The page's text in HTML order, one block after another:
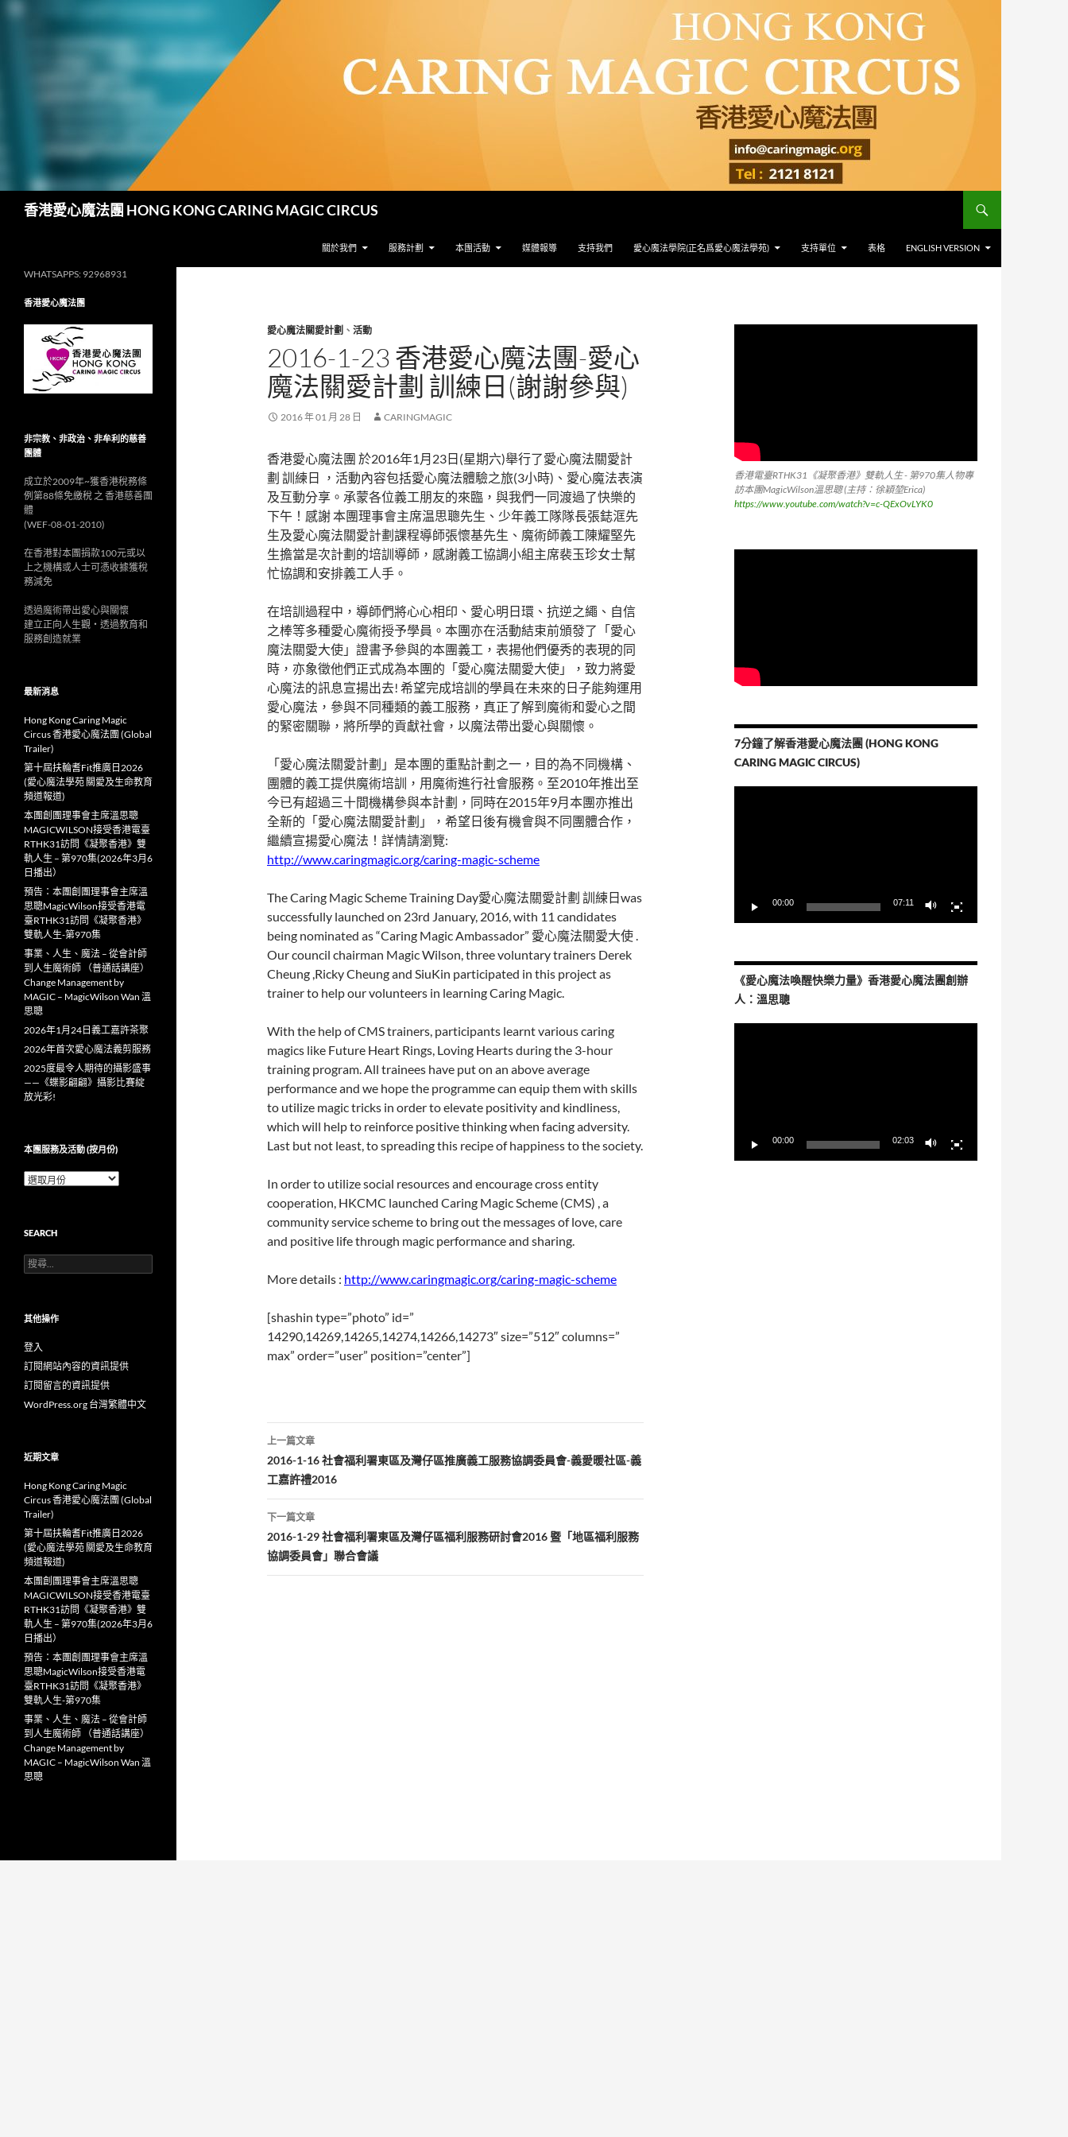
香港愛心魔法團 HONG KONG CARING MAGIC CIRCUS
關於我們 服務計劃 本團活動 媒體報導 支持我們 愛心魔法學院(正名爲愛心魔法學苑) 支持單位 表格 ENGLISH VERSION
愛心魔法關愛計劃 、 活動
2016-1-23 香港愛心魔法團-愛心
魔法關愛計劃 訓練日(謝謝參與)
2016 年 01 月 28 日 CARINGMAGIC
香港愛心魔法團 於2016年1月23日(星期六)舉行了愛心魔法關愛計
劃 訓練日 ，活動內容包括愛心魔法體驗之旅(3小時)、愛心魔法表演
及互動分享。承蒙各位義工朋友的來臨，與我們一同渡過了快樂的
下午！感謝 本團理事會主席温思聰先生、少年義工隊隊長張鋕洭先
生及愛心魔法關愛計劃課程導師張懷基先生、魔術師義工陳耀堅先
生擔當是次計劃的培訓導師，感謝義工協調小組主席裴玉珍女士幫
忙協調和安排義工人手。
在培訓過程中，導師們將心心相印、愛心明日環、抗逆之繩、自信
之棒等多種愛心魔術授予學員。本團亦在活動結束前頒發了「愛心
魔法關愛大使」證書予參與的本團義工，表揚他們優秀的表現的同
時，亦象徵他們正式成為本團的「愛心魔法關愛大使」，致力將愛
心魔法的訊息宣揚出去! 希望完成培訓的學員在未來的日子能夠運用
愛心魔法，參與不同種類的義工服務，真正了解到魔術和愛心之間
的緊密關聯，將所學的貢獻社會，以魔法帶出愛心與關懷。
「愛心魔法關愛計劃」是本團的重點計劃之一，目的為不同機構、
團體的義工提供魔術培訓，用魔術進行社會服務。至2010年推出至
今已有超過三十間機構參與本計劃，同時在2015年9月本團亦推出
全新的「愛心魔法關愛計劃」，希望日後有機會與不同團體合作，
繼續宣揚愛心魔法！詳情請瀏覽:
http://www.caringmagic.org/caring-magic-scheme
The Caring Magic Scheme Training Day愛心魔法關愛計劃 訓練日was
successfully launched on 23rd January, 2016, with 11 candidates
being nominated as “Caring Magic Ambassador” 愛心魔法關愛大使 .
Our council chairman Magic Wilson, three voluntary trainers Derek
Cheung ,Ricky Cheung and SiuKin participated in this project as
trainer to help our volunteers in learning Caring Magic.
With the help of CMS trainers, participants learnt various caring
magics like Future Heart Rings, Loving Hearts during the 3-hour
training program. All trainees have put on an above average
performance and we hope the programme can equip them with skills
to utilize magic tricks in order to elevate positivity and kindliness,
which will help to reinforce positive thinking when facing adversity.
Last but not least, to spreading this recipe of happiness to the society.
In order to utilize social resources and encourage cross entity
cooperation, HKCMC launched Caring Magic Scheme (CMS) , a
community service scheme to bring out the messages of love, care
and positive life through magic performance and sharing.
More details : http://www.caringmagic.org/caring-magic-scheme
[shashin type=”photo” id=”
14290,14269,14265,14274,14266,14273″ size=”512″ columns=”
max” order=”user” position=”center”]
文
章
導
覽
上一篇文章
2016-1-16 社會福利署東區及灣仔區推廣義工服務協調委員會-義愛暖社區-義
工嘉許禮2016
下一篇文章
2016-1-29 社會福利署東區及灣仔區福利服務研討會2016 暨「地區福利服務
協調委員會」聯合會議
香港電臺RTHK31《凝聚香港》雙軌人生 - 第970集人物專
訪本團MagicWilson溫思聰 (主持：徐穎堃Erica)
https://www.youtube.com/watch?v=c-QExOvLYK0
7分鐘了解香港愛心魔法團 (HONG KONG
CARING MAGIC CIRCUS)
00:00 07:11
《愛心魔法喚醒快樂力量》香港愛心魔法團創辦
人：溫思聰
00:00 02:03
WHATSAPPS: 92968931
香港愛心魔法團
非宗教、非政治、非牟利的慈善
團體
成立於2009年~獲香港稅務條
例第88條免繳稅 之 香港慈善團
體
(WEF-08-01-2010)
在香港對本團捐款100元或以
上之機構或人士可憑收據獲稅
務減免
透過魔術帶出愛心與關懷
建立正向人生觀‧透過教育和
服務創造就業
最新消息
Hong Kong Caring Magic
Circus 香港愛心魔法團 (Global
Trailer)
第十屆扶輪耆Fit推廣日2026
(愛心魔法學苑 關愛及生命教育
頻道報道)
本團創團理事會主席溫思聰
MAGICWILSON接受香港電臺
RTHK31訪問《凝聚香港》雙
軌人生 – 第970集(2026年3月6
日播出）
預告：本團創團理事會主席溫
思聰MagicWilson接受香港電
臺RTHK31訪問《凝聚香港》
雙軌人生-第970集
事業、人生、魔法 – 從會計師
到人生魔術師 （普通話講座）
Change Management by
MAGIC – MagicWilson Wan 溫
思聰
2026年1月24日義工嘉許茶聚
2026年首次愛心魔法義剪服務
2025度最令人期待的攝影盛事
——《蝶影翩翩》攝影比賽綻
放光彩!
本團服務及活動 (按月份)
本
及
動
(按
SEARCH
搜
尋
字:
其他操作
登入
訂閱網站內容的資訊提供
訂閱留言的資訊提供
WordPress.org 台灣繁體中文
近期文章
Hong Kong Caring Magic
Circus 香港愛心魔法團 (Global
Trailer)
第十屆扶輪耆Fit推廣日2026
(愛心魔法學苑 關愛及生命教育
頻道報道)
本團創團理事會主席溫思聰
MAGICWILSON接受香港電臺
RTHK31訪問《凝聚香港》雙
軌人生 – 第970集(2026年3月6
日播出）
預告：本團創團理事會主席溫
思聰MagicWilson接受香港電
臺RTHK31訪問《凝聚香港》
雙軌人生-第970集
事業、人生、魔法 – 從會計師
到人生魔術師 （普通話講座）
Change Management by
MAGIC – MagicWilson Wan 溫
思聰